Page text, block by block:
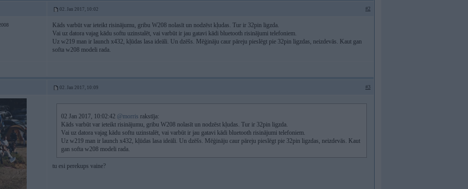
02. Jan 2017, 10:02 #2
Kāds varbūt var ieteikt risinājumu, gribu W208 nolasīt un nodzēst kļudas. Tur ir 32pin ligzda.
Vai uz datora vajag kādu softu uzinstalēt, vai varbūt ir jau gatavi kādi bluetooth risinājumi telefoniem.
Uz w219 man ir launch x432, kļūdas lasa ideāli. Un dzēšs. Mēģināju caur pāreju pieslēgt pie 32pin ligzdas, neizdevās. Kaut gan
softa w208 modeli rada.
02. Jan 2017, 10:09 #3
02 Jan 2017, 10:02:42 @morris rakstīja:
Kāds varbūt var ieteikt risinājumu, gribu W208 nolasīt un nodzēst kļudas. Tur ir 32pin ligzda.
Vai uz datora vajag kādu softu uzinstalēt, vai varbūt ir jau gatavi kādi bluetooth risinājumi telefoniem.
Uz w219 man ir launch x432, kļūdas lasa ideāli. Un dzēšs. Mēģināju caur pāreju pieslēgt pie 32pin ligzdas, neizdevās. Kaut
gan softa w208 modeli rada.
tu esi perekups vaine?